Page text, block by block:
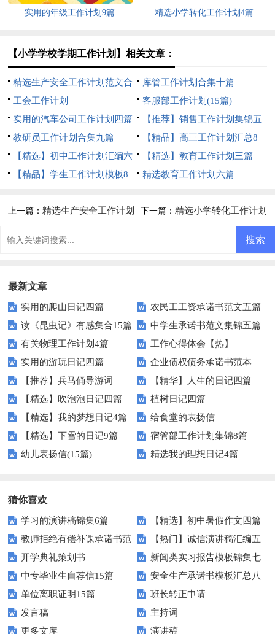
实用的年级工作计划9篇 精选小学转化工作计划4篇
【小学学校学期工作计划】相关文章：
精选生产安全工作计划范文合
集六篇
库管工作计划合集十篇
工会工作计划
客服部工作计划(15篇)
实用的汽车公司工作计划四篇
【推荐】销售工作计划集锦五
篇
教研员工作计划合集九篇
【精品】高三工作计划汇总8
篇
【精选】初中工作计划汇编六
篇
【精选】教育工作计划三篇
【精品】学生工作计划模板8
精选教育工作计划六篇
上一篇：精选生产安全工作计划 下一篇： 精选小学转化工作计划
最新文章
实用的爬山日记四篇
农民工工资承诺书范文五篇
读《昆虫记》有感集合15篇
中学生承诺书范文集锦五篇
有关物理工作计划4篇
工作心得体会【热】
实用的游玩日记四篇
企业债权债务承诺书范本
【推荐】兵马俑导游词
【精华】人生的日记四篇
【精选】吹泡泡日记四篇
植树日记四篇
【精选】我的梦想日记4篇
给食堂的表扬信
【精选】下雪的日记9篇
宿管部工作计划集锦8篇
幼儿表扬信(15篇)
精选我的理想日记4篇
猜你喜欢
学习的演讲稿锦集6篇
【精选】初中暑假作文四篇
教师拒绝有偿补课承诺书范
文十篇
【热门】诚信演讲稿汇编五
篇
开学典礼策划书
新闻类实习报告模板锦集七
篇
中专毕业生自荐信15篇
安全生产承诺书模板汇总八
篇
单位离职证明15篇
班长转正申请
发言稿
主持词
更多文库
演讲稿